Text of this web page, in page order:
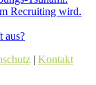
Recruiting wird.
aus?
| Kontakt